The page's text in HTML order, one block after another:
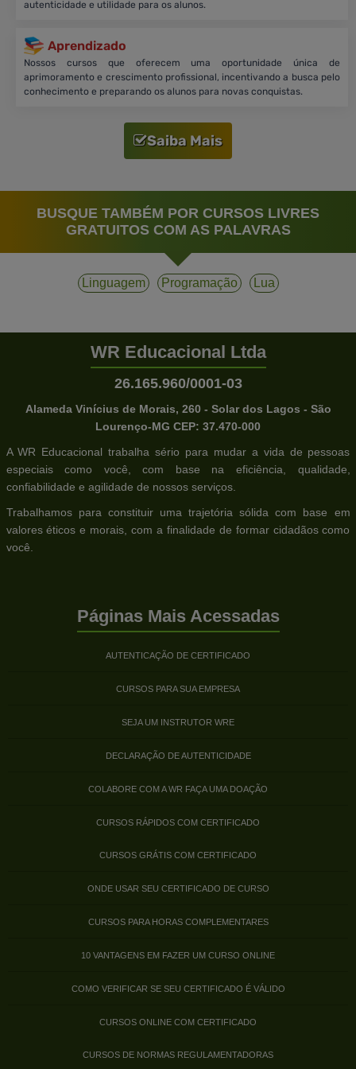
autenticidade e utilidade para os alunos.
Aprendizado
Nossos cursos que oferecem uma oportunidade única de
aprimoramento e crescimento profissional, incentivando a busca pelo
conhecimento e preparando os alunos para novas conquistas.
Saiba Mais
BUSQUE TAMBÉM POR CURSOS LIVRES
GRATUITOS COM AS PALAVRAS
Linguagem Programação Lua
WR Educacional Ltda
26.165.960/0001-03
Alameda Vinícius de Morais, 260 - Solar dos Lagos - São
Lourenço-MG CEP: 37.470-000
A WR Educacional trabalha sério para mudar a vida de pessoas
especiais como você, com base na eficiência, qualidade,
confiabilidade e agilidade de nossos serviços.
Trabalhamos para constituir uma trajetória sólida com base em
valores éticos e morais, com a finalidade de formar cidadãos como
você.
Páginas Mais Acessadas
AUTENTICAÇÃO DE CERTIFICADO
CURSOS PARA SUA EMPRESA
SEJA UM INSTRUTOR WRE
DECLARAÇÃO DE AUTENTICIDADE
COLABORE COM A WR FAÇA UMA DOAÇÃO
CURSOS RÁPIDOS COM CERTIFICADO
CURSOS GRÁTIS COM CERTIFICADO
ONDE USAR SEU CERTIFICADO DE CURSO
CURSOS PARA HORAS COMPLEMENTARES
10 VANTAGENS EM FAZER UM CURSO ONLINE
COMO VERIFICAR SE SEU CERTIFICADO É VÁLIDO
CURSOS ONLINE COM CERTIFICADO
CURSOS DE NORMAS REGULAMENTADORAS